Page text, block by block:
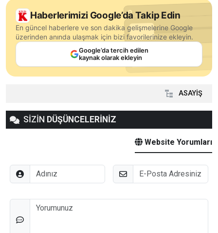
Haberlerimizi Google’da Takip Edin
En güncel haberlere ve son dakika gelişmelerine Google
üzerinden anında ulaşmak için bizi favorilerinize ekleyin.
Google’da tercih edilen
kaynak olarak ekleyin
ASAYİŞ
SİZİN DÜŞÜNCELERİNİZ
Website Yorumları
Adınız E-Posta
Düşünceleriniz